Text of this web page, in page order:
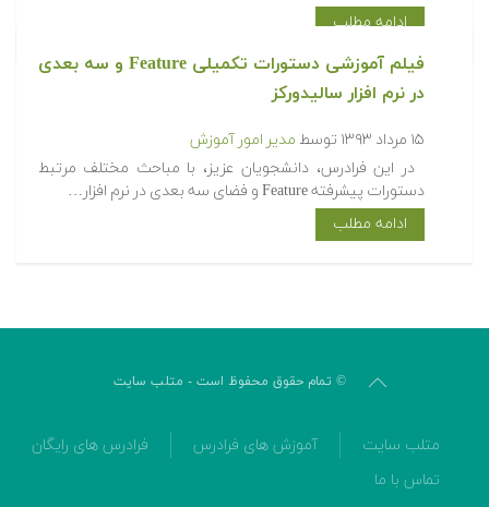
ادامه مطلب
فیلم آموزشی دستورات تکمیلی Feature و سه بعدی
در نرم افزار سالیدورکز
۱۵ مرداد ۱۳۹۳ توسط مدیر امور آموزش
در این فرادرس، دانشجویان عزیز، با مباحث مختلف مرتبط
دستورات پیشرفته Feature و فضای سه بعدی در نرم افزار…
ادامه مطلب
© تمام حقوق محفوظ است - متلب سایت
متلب سایت آموزش های فرادرس
فرادرس های رایگان
تماس با ما